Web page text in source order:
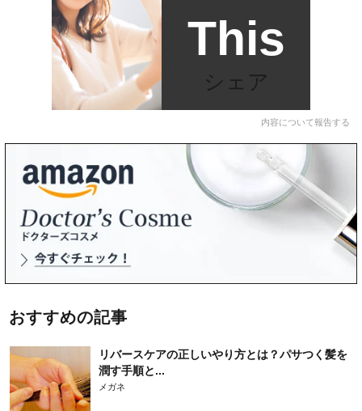
This
シェア
内容について報告する
おすすめの記事
リバースケアの正しいやり方とは？パサつく髪を
潤す手順と...
メガネ